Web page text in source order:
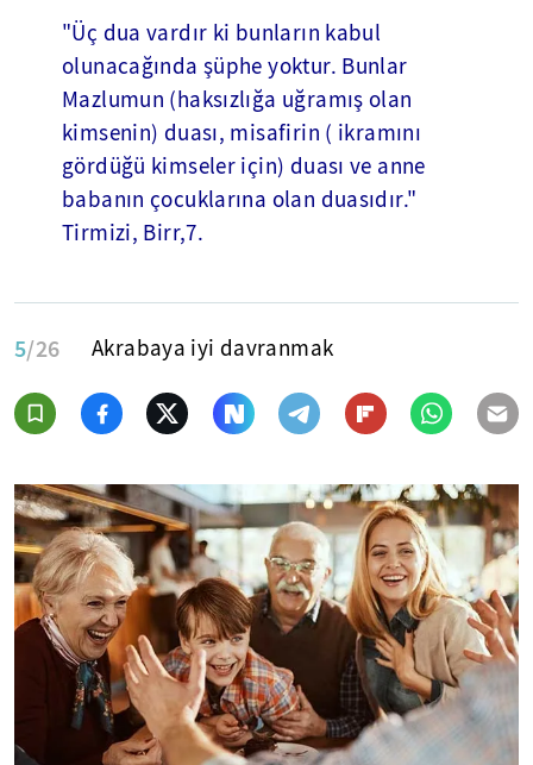
"Üç dua vardır ki bunların kabul
olunacağında şüphe yoktur. Bunlar
Mazlumun (haksızlığa uğramış olan
kimsenin) duası, misafirin ( ikramını
gördüğü kimseler için) duası ve anne
babanın çocuklarına olan duasıdır."
Tirmizi, Birr,7.
5/26 Akrabaya iyi davranmak